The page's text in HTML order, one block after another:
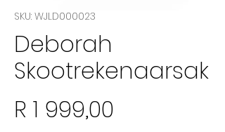
SKU: WJLD000023
Deborah
Skootrekenaarsak
R 1 999,00